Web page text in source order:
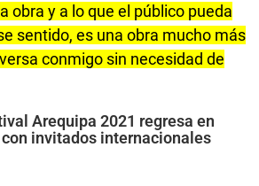
obra y a lo que el público pueda
sentido, es una obra mucho más
conmigo sin necesidad de
Arequipa 2021 regresa en
invitados internacionales